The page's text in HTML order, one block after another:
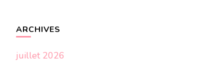
ARCHIVES
juillet 2026